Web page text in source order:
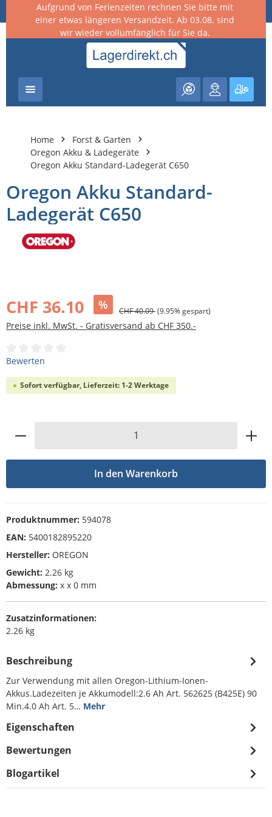
springen
Aufgrund von Ferienzeiten rechnen Sie bitte mit
einer etwas längeren Versandzeit. Ab 03.08. sind
wir wieder vollumfänglich für Sie da.
Home
Forst & Garten
Oregon Akku & Ladegeräte
Oregon Akku Standard-Ladegerät C650
Oregon Akku Standard-
Ladegerät C650
CHF 36.10 % CHF 40.09(9.95% gespart)
Preise inkl. MwSt. - Gratisversand ab CHF 350.-
Durchschnittliche Bewertung von 0 von 5 Sternen
Bewerten
Sofort verfügbar, Lieferzeit: 1-2 Werktage
Produkt Anzahl: Gib den gewünschten
In den Warenkorb
Produktnummer: 594078
EAN: 5400182895220
Hersteller: OREGON
Gewicht: 2.26 kg
Abmessung: x x 0 mm
Zusatzinformationen:
2.26 kg
Beschreibung
Zur Verwendung mit allen Oregon-Lithium-Ionen-
Akkus.Ladezeiten je Akkumodell:2.6 Ah Art. 562625 (B425E) 90
Min.4.0 Ah Art. 5… Mehr
Eigenschaften
Bewertungen
Blogartikel